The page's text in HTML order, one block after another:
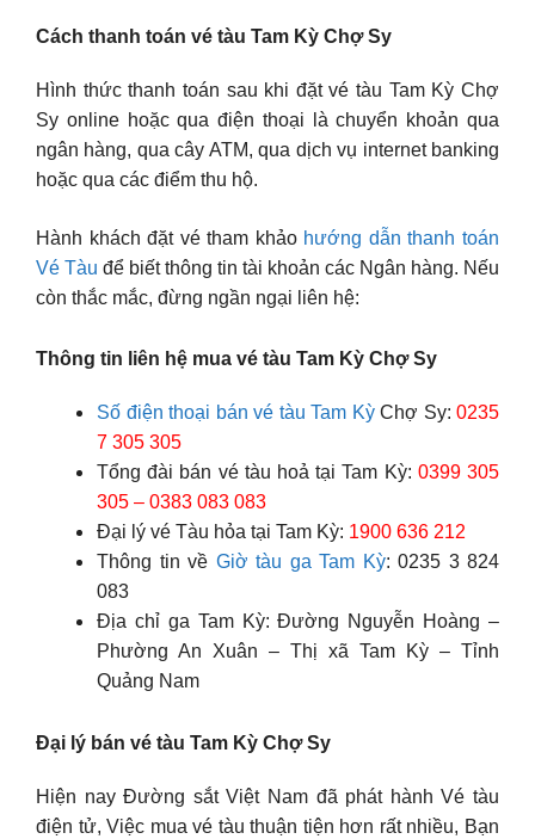
Cách thanh toán vé tàu Tam Kỳ Chợ Sy
Hình thức thanh toán sau khi đặt vé tàu Tam Kỳ Chợ
Sy online hoặc qua điện thoại là chuyển khoản qua
ngân hàng, qua cây ATM, qua dịch vụ internet banking
hoặc qua các điểm thu hộ.
Hành khách đặt vé tham khảo hướng dẫn thanh toán
Vé Tàu để biết thông tin tài khoản các Ngân hàng. Nếu
còn thắc mắc, đừng ngần ngại liên hệ:
Thông tin liên hệ mua vé tàu Tam Kỳ Chợ Sy
Số điện thoại bán vé tàu Tam KỳChợ Sy: 0235
7 305 305
Tổng đài bán vé tàu hoả tại Tam Kỳ: 0399 305
305 – 0383 083 083
Đại lý vé Tàu hỏa tại Tam Kỳ: 1900 636 212
Thông tin về Giờ tàu ga Tam Kỳ: 0235 3 824
083
Địa chỉ ga Tam Kỳ: Đường Nguyễn Hoàng –
Phường An Xuân – Thị xã Tam Kỳ – Tỉnh
Quảng Nam
Đại lý bán vé tàu Tam Kỳ Chợ Sy
Hiện nay Đường sắt Việt Nam đã phát hành Vé tàu
điện tử, Việc mua vé tàu thuận tiện hơn rất nhiều, Bạn